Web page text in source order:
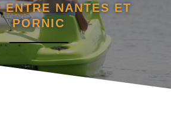
ENTRE NANTES ET
PORNIC